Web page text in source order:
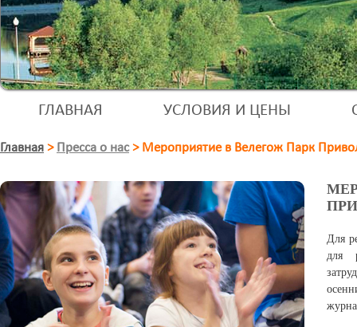
ГЛАВНАЯ УСЛОВИЯ И ЦЕНЫ
Главная > Пресса о нас > Мероприятие в Велегож Парк
Для
для